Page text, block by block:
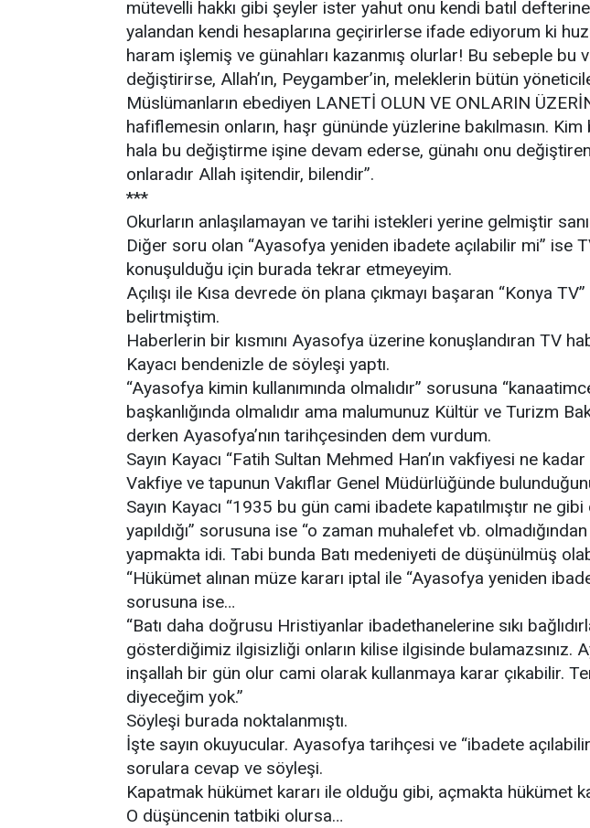
mütevelli hakkı gibi şeyler ister yahut onu kendi batıl
yalandan kendi hesaplarına geçirirlerse ifade ediyorum ki
haram işlemiş ve günahları kazanmış olurlar! Bu sebeple bu
değiştirirse, Allah’ın, Peygamber’in, meleklerin bütün
Müslümanların ebediyen LANETİ OLUN VE ONLARIN
hafiflemesin onların, haşr gününde yüzlerine bakılmasın.
hala bu değiştirme işine devam ederse, günahı onu
onlaradır Allah işitendir, bilendir”.
***
Okurların anlaşılamayan ve tarihi istekleri yerine gelmiştir
Diğer soru olan “Ayasofya yeniden ibadete açılabilir mi” ise
konuşulduğu için burada tekrar etmeyeyim.
Açılışı ile Kısa devrede ön plana çıkmayı başaran “Konya TV”
belirtmiştim.
Haberlerin bir kısmını Ayasofya üzerine konuşlandıran TV
Kayacı bendenizle de söyleşi yaptı.
“Ayasofya kimin kullanımında olmalıdır” sorusuna
başkanlığında olmalıdır ama malumunuz Kültür ve Turizm
derken Ayasofya’nın tarihçesinden dem vurdum.
Sayın Kayacı “Fatih Sultan Mehmed Han’ın vakfiyesi ne
Vakfiye ve tapunun Vakıflar Genel Müdürlüğünde
Sayın Kayacı “1935 bu gün cami ibadete kapatılmıştır ne
yapıldığı” sorusuna ise “o zaman muhalefet vb.
yapmakta idi. Tabi bunda Batı medeniyeti de düşünülmüş
“Hükümet alınan müze kararı iptal ile “Ayasofya yeniden
sorusuna ise…
“Batı daha doğrusu Hristiyanlar ibadethanelerine sıkı
gösterdiğimiz ilgisizliği onların kilise ilgisinde bulamazsınız.
inşallah bir gün olur cami olarak kullanmaya karar çıkabilir.
diyeceğim yok.”
Söyleşi burada noktalanmıştı.
İşte sayın okuyucular. Ayasofya tarihçesi ve “ibadete
sorulara cevap ve söyleşi.
Kapatmak hükümet kararı ile olduğu gibi, açmakta hükümet
O düşüncenin tatbiki olursa…